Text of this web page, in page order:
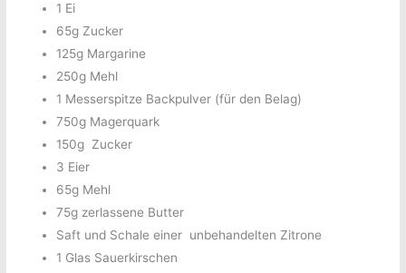
1 Ei
65g Zucker
125g Margarine
250g Mehl
1 Messerspitze Backpulver (für den Belag)
750g Magerquark
150g Zucker
3 Eier
65g Mehl
75g zerlassene Butter
Saft und Schale einer unbehandelten Zitrone
1 Glas Sauerkirschen